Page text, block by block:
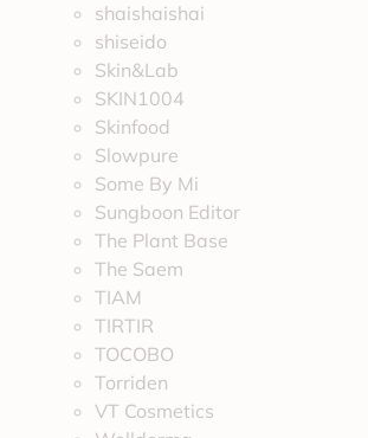
shaishaishai
shiseido
Skin&Lab
SKIN1004
Skinfood
Slowpure
Some By Mi
Sungboon Editor
The Plant Base
The Saem
TIAM
TIRTIR
TOCOBO
Torriden
VT Cosmetics